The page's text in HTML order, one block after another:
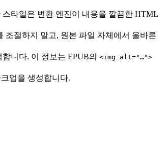
스타일은 변환 엔진이 내용을 깔끔한 HTML
조절하지 말고, 원본 파일 자체에서 올바른
합니다. 이 정보는 EPUB의 <img alt="…">
업을 생성합니다.